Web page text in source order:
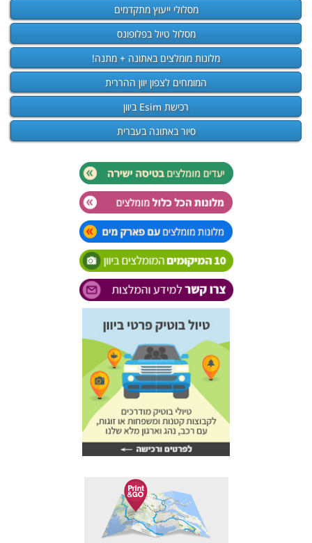
מסלולי ייעוץ מתקדמים
מסלול טיול בפלופונס
מלונות מומלצים באתונה + מתנה!
המומחים לצפון יוון ההררית
רכישת Esim ביוון
סיור באתונה בעברית